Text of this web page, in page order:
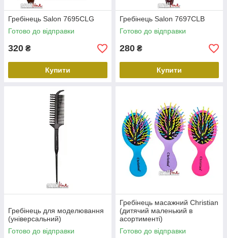
Гребінець Salon 7695CLG
Готово до відправки
320 ₴
Купити
Гребінець Salon 7697CLB
Готово до відправки
280 ₴
Купити
Гребінець для моделювання
(універсальний)
Готово до відправки
Гребінець масажний Christian
(дитячий маленький в
асортименті)
Готово до відправки